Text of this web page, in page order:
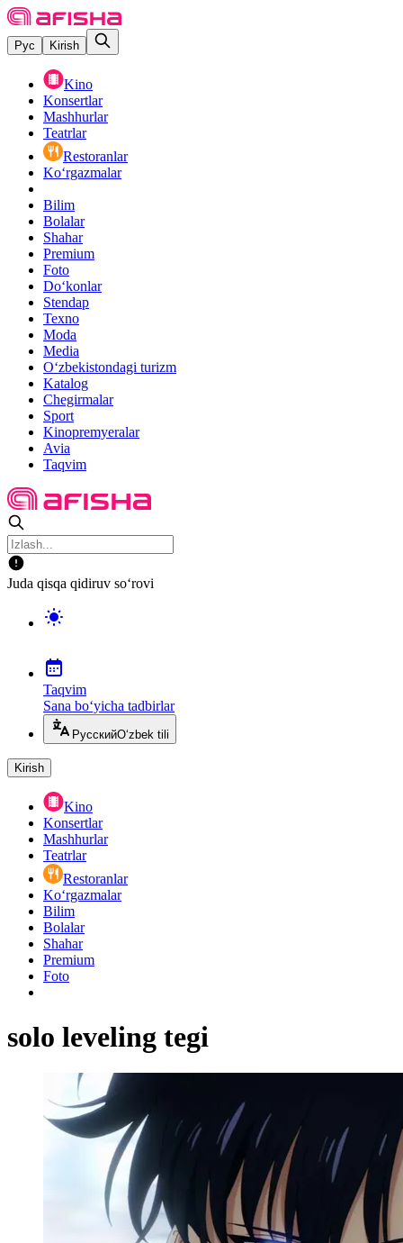
Рус Kirish
Kino
Konsertlar
Mashhurlar
Teatrlar
Restoranlar
Ko‘rgazmalar
Bilim
Bolalar
Shahar
Premium
Foto
Do‘konlar
Stendap
Texno
Moda
Media
O‘zbekistondagi turizm
Katalog
Chegirmalar
Sport
Kinopremyeralar
Avia
Taqvim
Juda qisqa qidiruv so‘rovi
Taqvim
Sana bo‘yicha tadbirlar
РусскийO‘zbek tili
Kirish
Kino
Konsertlar
Mashhurlar
Teatrlar
Restoranlar
Ko‘rgazmalar
Bilim
Bolalar
Shahar
Premium
Foto
solo leveling tegi